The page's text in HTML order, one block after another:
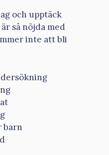
och upptäck
så nöjda med
inte att bli
barn